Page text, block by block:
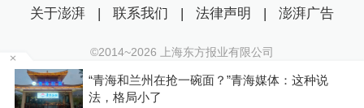
“青海和兰州在抢一碗面？”青海媒体：这种说
法，格局小了
关于澎湃 | 联系我们 | 法律声明 | 澎湃广告
©2014~2026 上海东方报业有限公司
沪ICP证：沪B2-20170116 | 沪ICP备14003370号
互联网新闻信息服务许可证：31120170006